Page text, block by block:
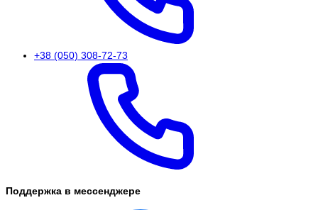
+38 (050) 308-72-73
Поддержка в мессенджере